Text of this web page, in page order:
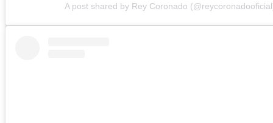
A post shared by Rey Coronado